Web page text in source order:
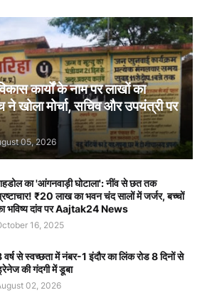
कार्यों के नाम पर लाखों का
खोला मोर्चा, सचिव और उपयंत्री पर
05, 2026
का 'आंगनवाड़ी घोटाला': नींव से छत तक
₹20 लाख का भवन चंद सालों में जर्जर, बच्चों
भविष्य दांव पर Aajtak24 News
16, 2025
वर्ष से स्वच्छता में नंबर-1 इंदौर का लिंक रोड 8 दिनों से
की गंदगी में डूबा
02, 2026